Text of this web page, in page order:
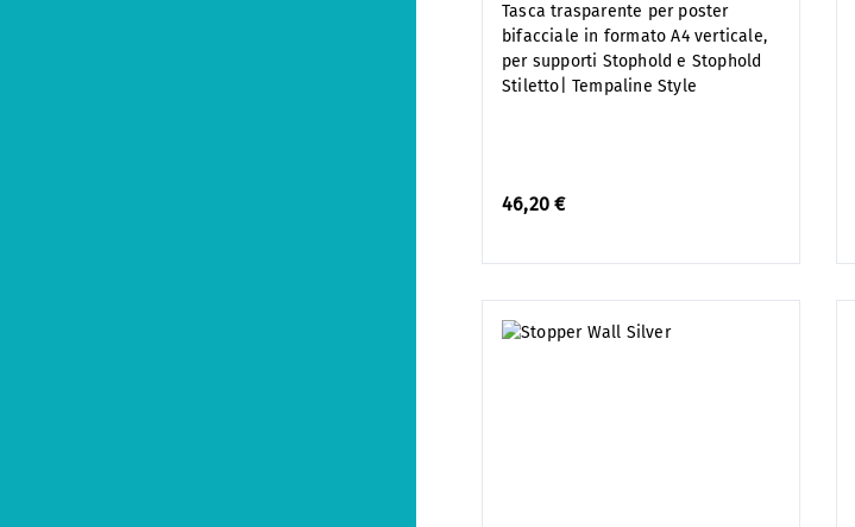
Tasca trasparente per poster
bifacciale in formato A4 verticale,
per supporti Stophold e Stophold
Stiletto| Tempaline Style
46,20 €